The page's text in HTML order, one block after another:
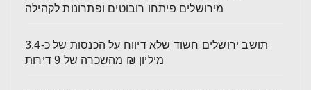
מירושלים פיתחו רובוטים ופתרונות לקהילה
תושב ירושלים חשוד שלא דיווח על הכנסות של כ-3.4
מיליון ₪ מהשכרה של 9 דירות